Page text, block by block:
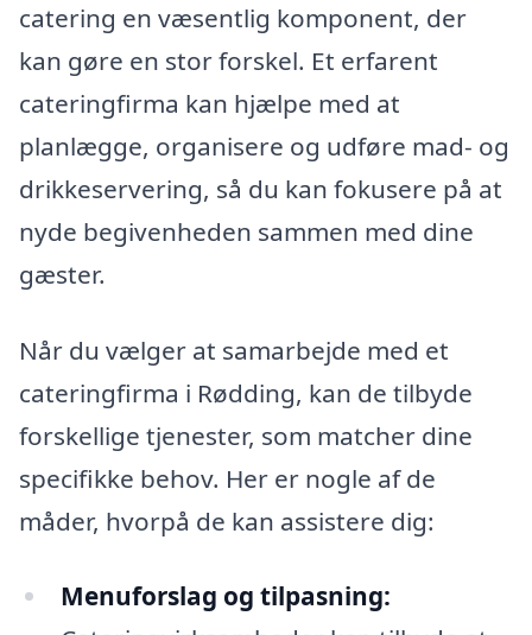
catering en væsentlig komponent, der
kan gøre en stor forskel. Et erfarent
cateringfirma kan hjælpe med at
planlægge, organisere og udføre mad- og
drikkeservering, så du kan fokusere på at
nyde begivenheden sammen med dine
gæster.
Når du vælger at samarbejde med et
cateringfirma i Rødding, kan de tilbyde
forskellige tjenester, som matcher dine
specifikke behov. Her er nogle af de
måder, hvorpå de kan assistere dig:
Menuforslag og tilpasning: